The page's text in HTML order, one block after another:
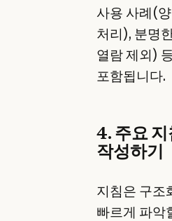
사용 사례(
처리), 분명
열람 제외)
포함됩니다.
4. 주요 지
작성하기
지침은 구조
빠르게 파악